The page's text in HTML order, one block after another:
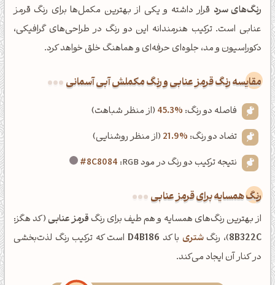
رنگ‌های سرد قرار داشته و یکی از بهترین مکمل‌ها برای رنگ قرمز
عنابی است. ترکیب هنرمندانه این دو رنگ در طراحی‌های گرافیکی،
دکوراسیون و مد، جلوه‌ای حرفه‌ای و هماهنگ خلق خواهد کرد.
‌مقایسه رنگ قرمز عنابی و رنگ مکملش آبی آسمانی
فاصله دو رنگ: 45.3% (از منظر شباهت)
تضاد دو رنگ: 21.9% (از منظر روشنایی)
نتیجه ترکیب دو رنگ در مود RGB:
#8C8084
رنگ همسایه برای قرمز عنابی
از بهترین رنگ‌های همسایه و هم طیف برای رنگقرمز عنابی(کد هگز:
8B322C)، رنگشتری با کد D4B186 است که ترکیب رنگ لذت‌بخشی
در کنار آن ایجاد می‌کند.